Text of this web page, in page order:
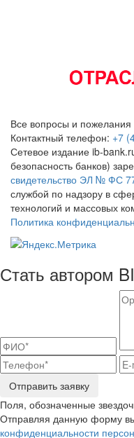
Все вопросы и
Контактный телефон: +7
Сетевое издание ib-
безопасность банков)
свидетельство ЭЛ № ФС
службой по надзору в
технологий и массовых
Политика
Стать автором
Отправить заявку
Поля, обозначенные
Отправляя данную форму
конфиденциальности